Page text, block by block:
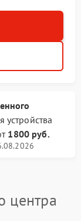
устройства
1800 руб.
центра